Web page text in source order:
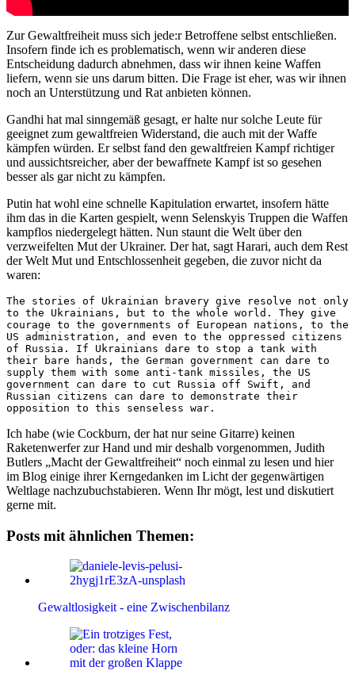
Zur Gewaltfreiheit muss sich jede:r Betroffene selbst entschließen.
Insofern finde ich es problematisch, wenn wir anderen diese
Entscheidung dadurch abnehmen, dass wir ihnen keine Waffen
liefern, wenn sie uns darum bitten. Die Frage ist eher, was wir ihnen
noch an Unterstützung und Rat anbieten können.
Gandhi hat mal sinngemäß gesagt, er halte nur solche Leute für
geeignet zum gewaltfreien Widerstand, die auch mit der Waffe
kämpfen würden. Er selbst fand den gewaltfreien Kampf richtiger
und aussichtsreicher, aber der bewaffnete Kampf ist so gesehen
besser als gar nicht zu kämpfen.
Putin hat wohl eine schnelle Kapitulation erwartet, insofern hätte
ihm das in die Karten gespielt, wenn Selenskyis Truppen die Waffen
kampflos niedergelegt hätten. Nun staunt die Welt über den
verzweifelten Mut der Ukrainer. Der hat, sagt Harari, auch dem Rest
der Welt Mut und Entschlossenheit gegeben, die zuvor nicht da
waren:
The stories of Ukrainian bravery give resolve not only
to the Ukrainians, but to the whole world. They give
courage to the governments of European nations, to the
US administration, and even to the oppressed citizens
of Russia. If Ukrainians dare to stop a tank with
their bare hands, the German government can dare to
supply them with some anti-tank missiles, the US
government can dare to cut Russia off Swift, and
Russian citizens can dare to demonstrate their
opposition to this senseless war.
Ich habe (wie Cockburn, der hat nur seine Gitarre) keinen
Raketenwerfer zur Hand und mir deshalb vorgenommen, Judith
Butlers „Macht der Gewaltfreiheit“ noch einmal zu lesen und hier
im Blog einige ihrer Kerngedanken im Licht der gegenwärtigen
Weltlage nachzubuchstabieren. Wenn Ihr mögt, lest und diskutiert
gerne mit.
Posts mit ähnlichen Themen:
Gewaltlosigkeit - eine Zwischenbilanz